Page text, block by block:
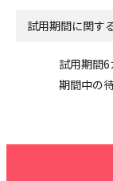
試用期間に関す
試用期間6
期間中の